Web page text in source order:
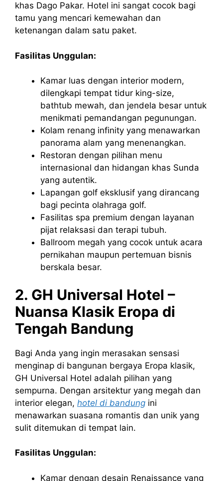
khas Dago Pakar. Hotel ini sangat cocok bagi
tamu yang mencari kemewahan dan
ketenangan dalam satu paket.
Fasilitas Unggulan:
Kamar luas dengan interior modern,
dilengkapi tempat tidur king-size,
bathtub mewah, dan jendela besar untuk
menikmati pemandangan pegunungan.
Kolam renang infinity yang menawarkan
panorama alam yang menenangkan.
Restoran dengan pilihan menu
internasional dan hidangan khas Sunda
yang autentik.
Lapangan golf eksklusif yang dirancang
bagi pecinta olahraga golf.
Fasilitas spa premium dengan layanan
pijat relaksasi dan terapi tubuh.
Ballroom megah yang cocok untuk acara
pernikahan maupun pertemuan bisnis
berskala besar.
2. GH Universal Hotel –
Nuansa Klasik Eropa di
Tengah Bandung
Bagi Anda yang ingin merasakan sensasi
menginap di bangunan bergaya Eropa klasik,
GH Universal Hotel adalah pilihan yang
sempurna. Dengan arsitektur yang megah dan
interior elegan, hotel di bandung ini
menawarkan suasana romantis dan unik yang
sulit ditemukan di tempat lain.
Fasilitas Unggulan:
Kamar dengan desain Renaissance yang